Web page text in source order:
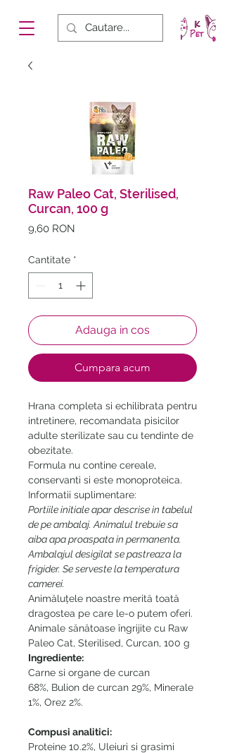
Raw Paleo Cat, Sterilised,
Curcan, 100 g
9,60 RON
Cantitate *
Adauga in cos
Cumpara acum
Hrana completa si echilibrata pentru
intretinere, recomandata pisicilor
adulte sterilizate sau cu tendinte de
obezitate.
Formula nu contine cereale,
conservanti si este monoproteica.
Informatii suplimentare:
Portiile initiale apar descrise in tabelul
de pe ambalaj. Animalul trebuie sa
aiba apa proaspata in permanenta.
Ambalajul desigilat se pastreaza la
frigider. Se serveste la temperatura
camerei.
Animăluțele noastre merită toată
dragostea pe care le-o putem oferi.
Animale sănătoase îngrijite cu Raw
Paleo Cat, Sterilised, Curcan, 100 g
Ingrediente:
Carne si organe de curcan
68%, Bulion de curcan 29%, Minerale
1%, Orez 2%.
Compusi analitici:
Proteine 10.2%, Uleiuri si grasimi